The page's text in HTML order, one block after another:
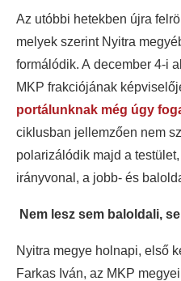
Az utóbbi hetekben újra
melyek szerint Nyitra
formálódik. A december 4-i
MKP frakciójának
portálunknak még úgy
ciklusban jellemzően nem
polarizálódik majd a
irányvonal, a jobb- és
Nem lesz sem baloldali,
Nyitra megye holnapi, első
Farkas Iván, az MKP